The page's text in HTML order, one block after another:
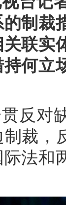
制裁
联实
何立
反对
裁，
法和